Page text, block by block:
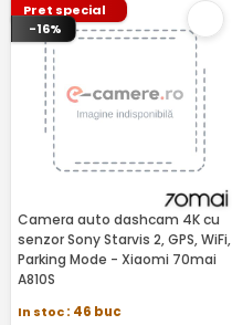
Pret special
-16%
Camera auto dashcam 4K cu
senzor Sony Starvis 2, GPS, WiFi,
Parking Mode - Xiaomi 70mai
A810S
In stoc: 46 buc